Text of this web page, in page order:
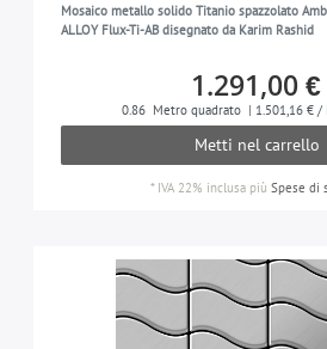
Mosaico metallo solido Titanio spazzolato
ALLOY Flux-Ti-AB disegnato da Karim Rashid
1.291,00
0.86 Metro quadrato | 1.501,16 €
Metti nel carrello
* IVA 22% inclusapiù Spese di